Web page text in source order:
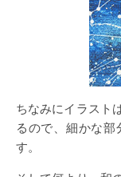
ちなみにイラスト
るので、細かな
す。